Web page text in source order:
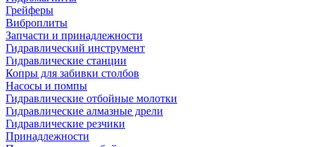
Грейферы
Виброплиты
Запчасти и принадлежности
Гидравлический инструмент
Гидравлические станции
Копры для забивки столбов
Насосы и помпы
Гидравлические отбойные молотки
Гидравлические алмазные дрели
Гидравлические резчики
Принадлежности